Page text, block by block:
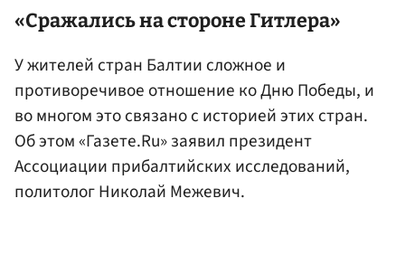
«Сражались на стороне Гитлера»
У жителей стран Балтии сложное и
противоречивое отношение ко Дню Победы, и
во многом это связано с историей этих стран.
Об этом «Газете.Ru» заявил президент
Ассоциации прибалтийских исследований,
политолог Николай Межевич.